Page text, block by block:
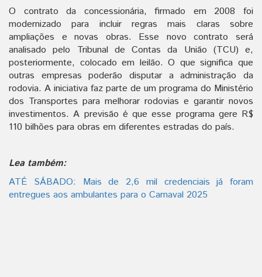
O contrato da concessionária, firmado em 2008 foi
modernizado para incluir regras mais claras sobre
ampliações e novas obras. Esse novo contrato será
analisado pelo Tribunal de Contas da União (TCU) e,
posteriormente, colocado em leilão. O que significa que
outras empresas poderão disputar a administração da
rodovia. A iniciativa faz parte de um programa do Ministério
dos Transportes para melhorar rodovias e garantir novos
investimentos. A previsão é que esse programa gere R$
110 bilhões para obras em diferentes estradas do país.
Lea também:
ATÉ SÁBADO: Mais de 2,6 mil credenciais já foram
entregues aos ambulantes para o Carnaval 2025